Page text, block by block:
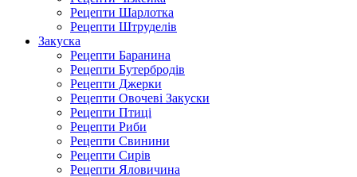
Рецепти Шарлотка
Рецепти Штруделів
Закуска
Рецепти Баранина
Рецепти Бутербродів
Рецепти Джерки
Рецепти Овочеві Закуски
Рецепти Птиці
Рецепти Риби
Рецепти Свинини
Рецепти Сирів
Рецепти Яловичина